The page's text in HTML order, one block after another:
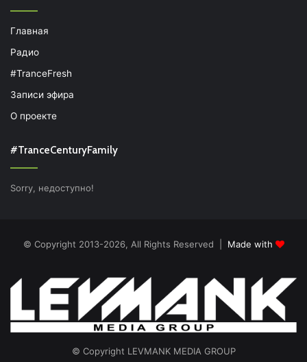
Главная
Радио
#TranceFresh
Записи эфира
О проекте
#TranceCenturyFamily
Sorry, недоступно!
© Copyright 2013-2026, All Rights Reserved | Made with
© Copyright LEVMANK MEDIA GROUP